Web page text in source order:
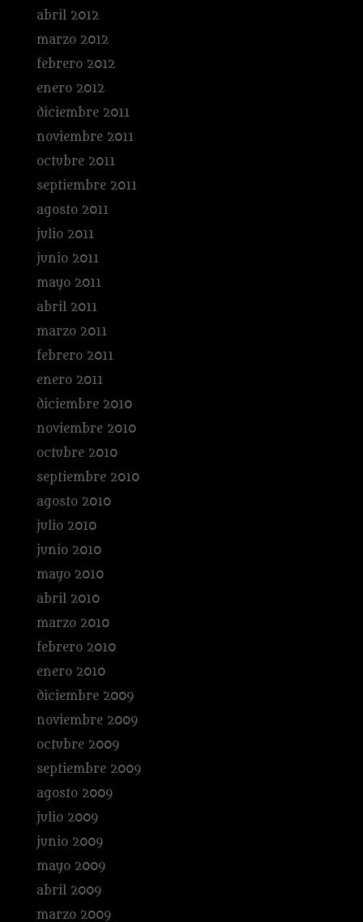
abril 2012
marzo 2012
febrero 2012
enero 2012
diciembre 2011
noviembre 2011
octubre 2011
septiembre 2011
agosto 2011
julio 2011
junio 2011
mayo 2011
abril 2011
marzo 2011
febrero 2011
enero 2011
diciembre 2010
noviembre 2010
octubre 2010
septiembre 2010
agosto 2010
julio 2010
junio 2010
mayo 2010
abril 2010
marzo 2010
febrero 2010
enero 2010
diciembre 2009
noviembre 2009
octubre 2009
septiembre 2009
agosto 2009
julio 2009
junio 2009
mayo 2009
abril 2009
marzo 2009